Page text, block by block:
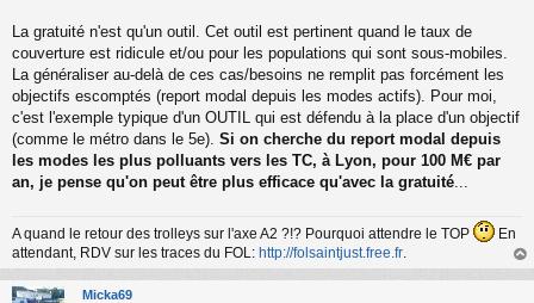
La gratuité n'est qu'un outil. Cet outil est pertinent quand le taux de
couverture est ridicule et/ou pour les populations qui sont sous-mobiles.
La généraliser au-delà de ces cas/besoins ne remplit pas forcément les
objectifs escomptés (report modal depuis les modes actifs). Pour moi,
c'est l'exemple typique d'un OUTIL qui est défendu à la place d'un objectif
(comme le métro dans le 5e). Si on cherche du report modal depuis
les modes les plus polluants vers les TC, à Lyon, pour 100 M€ par
an, je pense qu'on peut être plus efficace qu'avec la gratuité...
A quand le retour des trolleys sur l'axe A2 ?!? Pourquoi attendre le TOP
En
attendant, RDV sur les traces du FOL: http://folsaintjust.free.fr
au
Micka69